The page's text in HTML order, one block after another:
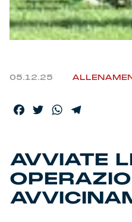
05.12.25
Facebook
TwitterWhatsApp
AVVIATE